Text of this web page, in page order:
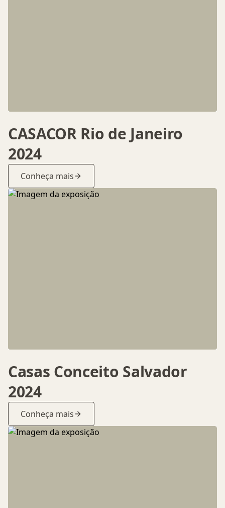
CASACOR Rio de Janeiro
2024
Conheça mais
Casas Conceito Salvador
2024
Conheça mais